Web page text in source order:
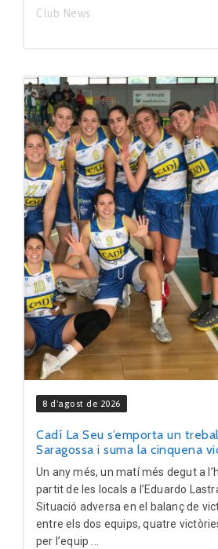
Club News
8 d'agost de 2026
Cadí La Seu s’emporta un
Saragossa i suma la cinquena
Un any més, un matí més degut a
partit de les locals a l’Eduardo
Situació adversa en el balanç de
entre els dos equips, quatre
per l’equip ...